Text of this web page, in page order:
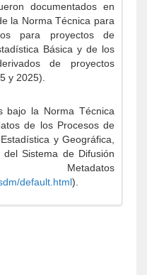
documentados en
la Norma Técnica para
para proyectos de
Básica y de los
de proyectos
y 2025).
bajo la Norma Técnica
de los Procesos de
y Geográfica,
Sistema de Difusión
default.html).